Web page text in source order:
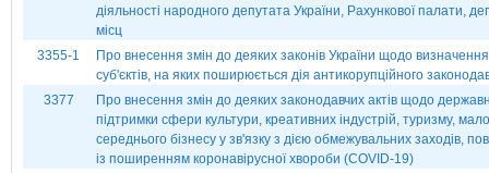
діяльності народного депутата України, Рахункової палати,
місц
3355-1
Про внесення змін до деяких законів України щодо визначення
суб'єктів, на яких поширюється дія антикорупційного
3377
Про внесення змін до деяких законодавчих актів щодо
підтримки сфери культури, креативних індустрій, туризму,
середнього бізнесу у зв'язку з дією обмежувальних заходів,
із поширенням коронавірусної хвороби (СОVІD-19)